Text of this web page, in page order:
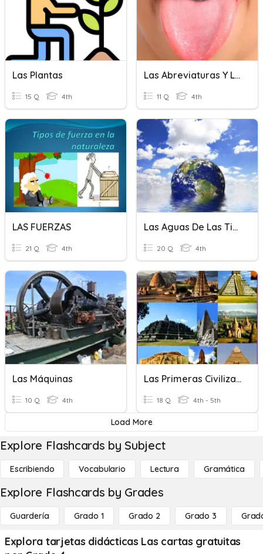
Las Plantas
15 Q 4th
Las Abreviaturas Y Las Siglas
11 Q 4th
LAS FUERZAS
21 Q 4th
Las Aguas De Las Tierra
20 Q 4th
Las Máquinas
10 Q 4th
Las Primeras Civilizaciones: Mesopotamia Y Egipto
18 Q 4th - 5th
Load More
Explore Flashcards by Subject
Escribiendo Vocabulario Lectura Gramática
Explore Flashcards by Grades
Guardería Grado 1 Grado 2 Grado 3
Explora tarjetas didácticas Las cartas gratuitas